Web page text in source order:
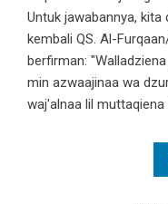
Untuk jawabannya,
kembali QS. Al-
berfirman:
min azwaajinaa wa
waj'alnaa lil